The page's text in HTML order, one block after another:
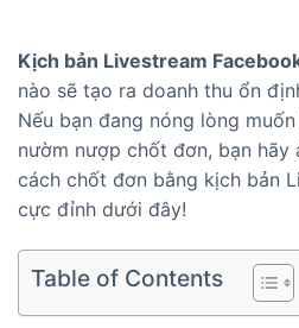
Kịch bản Livestream
nào sẽ tạo ra doanh thu ổn
Nếu bạn đang nóng lòng
nườm nượp chốt đơn, bạn hãy
cách chốt đơn bằng kịch bản
cực đỉnh dưới đây!
Table of Contents